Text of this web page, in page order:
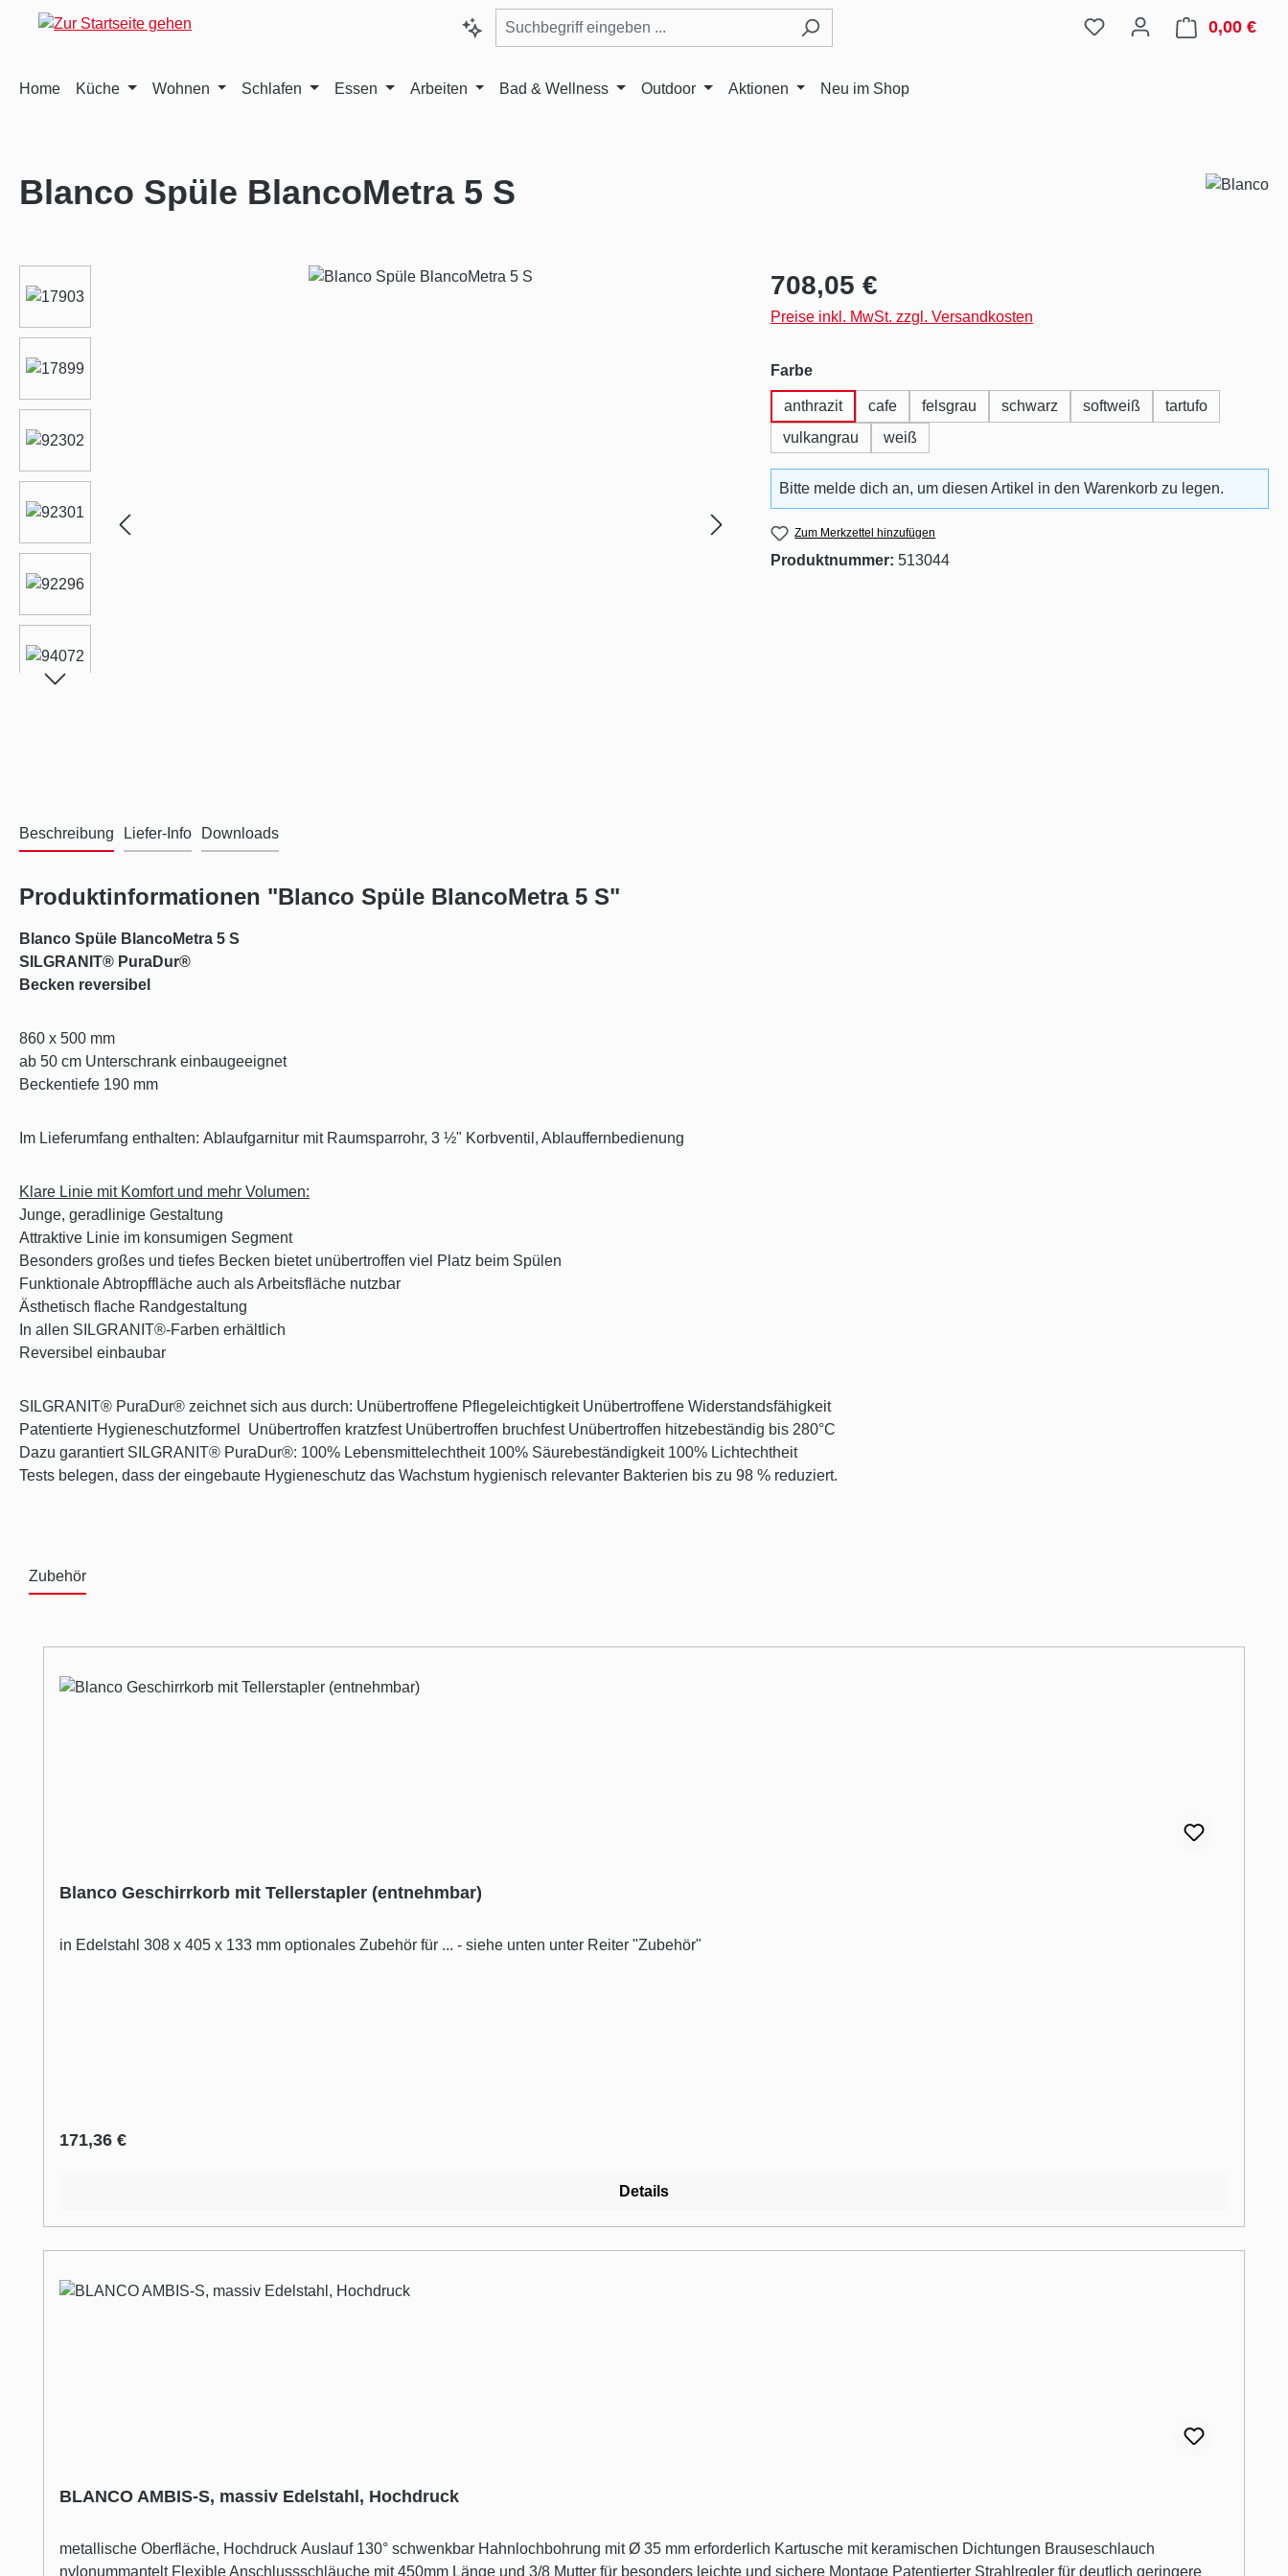
Hauptinhalt springen
Zur Suche springen
Zur Hauptnavigation springen 0,00 €
Home Küche Wohnen Schlafen Essen Arbeiten Bad & Wellness Outdoor Aktionen Neu im Shop
Blanco Spüle BlancoMetra 5 S
Regulärer Preis:
708,05 €
Preise inkl. MwSt. zzgl. Versandkosten
Farbeauswählen
anthrazit cafe felsgrau schwarz softweiß
tartufo
vulkangrau
weiß
Bitte melde dich an, um diesen Artikel in den Warenkorb zu legen.
Zum Merkzettel hinzufügen
Produktnummer: 513044
Beschreibung Liefer-Info Downloads
Produktinformationen "Blanco Spüle BlancoMetra 5 S"
Blanco Spüle BlancoMetra 5 S
SILGRANIT® PuraDur®
Becken reversibel
860 x 500 mm
ab 50 cm Unterschrank einbaugeeignet
Beckentiefe 190 mm
Im Lieferumfang enthalten: Ablaufgarnitur mit Raumsparrohr, 3 ½" Korbventil, Ablauffernbedienung
Klare Linie mit Komfort und mehr Volumen:
Junge, geradlinige Gestaltung
Attraktive Linie im konsumigen Segment
Besonders großes und tiefes Becken bietet unübertroffen viel Platz beim Spülen
Funktionale Abtropffläche auch als Arbeitsfläche nutzbar
Ästhetisch flache Randgestaltung
In allen SILGRANIT®-Farben erhältlich
Reversibel einbaubar
SILGRANIT® PuraDur® zeichnet sich aus durch: Unübertroffene Pflegeleichtigkeit Unübertroffene Widerstandsfähigkeit
Patentierte Hygieneschutzformel Unübertroffen kratzfest Unübertroffen bruchfest Unübertroffen hitzebeständig bis 280°C
Dazu garantiert SILGRANIT® PuraDur®: 100% Lebensmittelechtheit 100% Säurebeständigkeit 100% Lichtechtheit
Tests belegen, dass der eingebaute Hygieneschutz das Wachstum hygienisch relevanter Bakterien bis zu 98 % reduziert.
Zubehör
Blanco Geschirrkorb mit Tellerstapler (entnehmbar)
in Edelstahl 308 x 405 x 133 mm optionales Zubehör für ... - siehe unten unter Reiter "Zubehör"
Regulärer Preis:
171,36 €
Details
BLANCO AMBIS-S, massiv Edelstahl, Hochdruck
metallische Oberfläche, Hochdruck Auslauf 130° schwenkbar Hahnlochbohrung mit Ø 35 mm erforderlich Kartusche mit keramischen Dichtungen Brauseschlauch
nylonummantelt Flexible Anschlussschläuche mit 450mm Länge und 3/8 Mutter für besonders leichte und sichere Montage Patentierter Strahlregler für deutlich geringere